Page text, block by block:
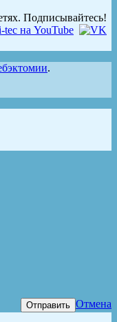
Подписывайтесь!
.
Отправить Отмена